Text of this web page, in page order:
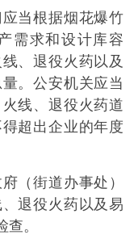
当根据烟花爆竹
需求和设计库容
、退役火药以及
。公安机关应当
线、退役火药道
超出企业的年度
街道办事处）
退役火药以及易
。